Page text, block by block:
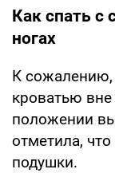
Как спать с
ногах
К сожалению,
кроватью вне
положении
отметила,
подушки.